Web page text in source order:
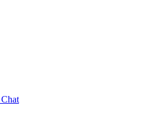
Chat